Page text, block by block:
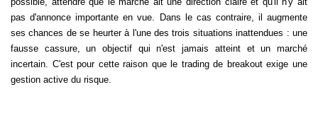
pas d'annonce importante en vue. Dans le cas contraire, il augmente
ses chances de se heurter à l'une des trois situations inattendues : une
fausse cassure, un objectif qui n'est jamais atteint et un marché
incertain. C'est pour cette raison que le trading de breakout exige une
gestion active du risque